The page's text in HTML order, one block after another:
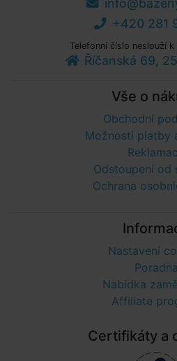
+420 281
Telefonní číslo neslouží
Říčanská 69,
Vše o
Obchodní
Možnosti platby
Odstoupení od
Ochrana
Nastavení
Poradna
Nabídka
Affiliate
Certifikáty a